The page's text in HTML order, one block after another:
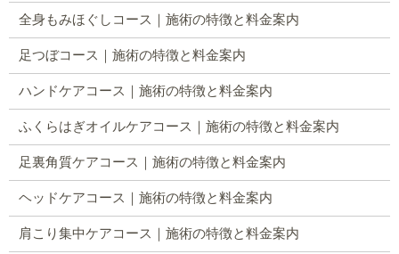
全身もみほぐしコース｜施術の特徴と料金案内
足つぼコース｜施術の特徴と料金案内
ハンドケアコース｜施術の特徴と料金案内
ふくらはぎオイルケアコース｜施術の特徴と料金案内
足裏角質ケアコース｜施術の特徴と料金案内
ヘッドケアコース｜施術の特徴と料金案内
肩こり集中ケアコース｜施術の特徴と料金案内